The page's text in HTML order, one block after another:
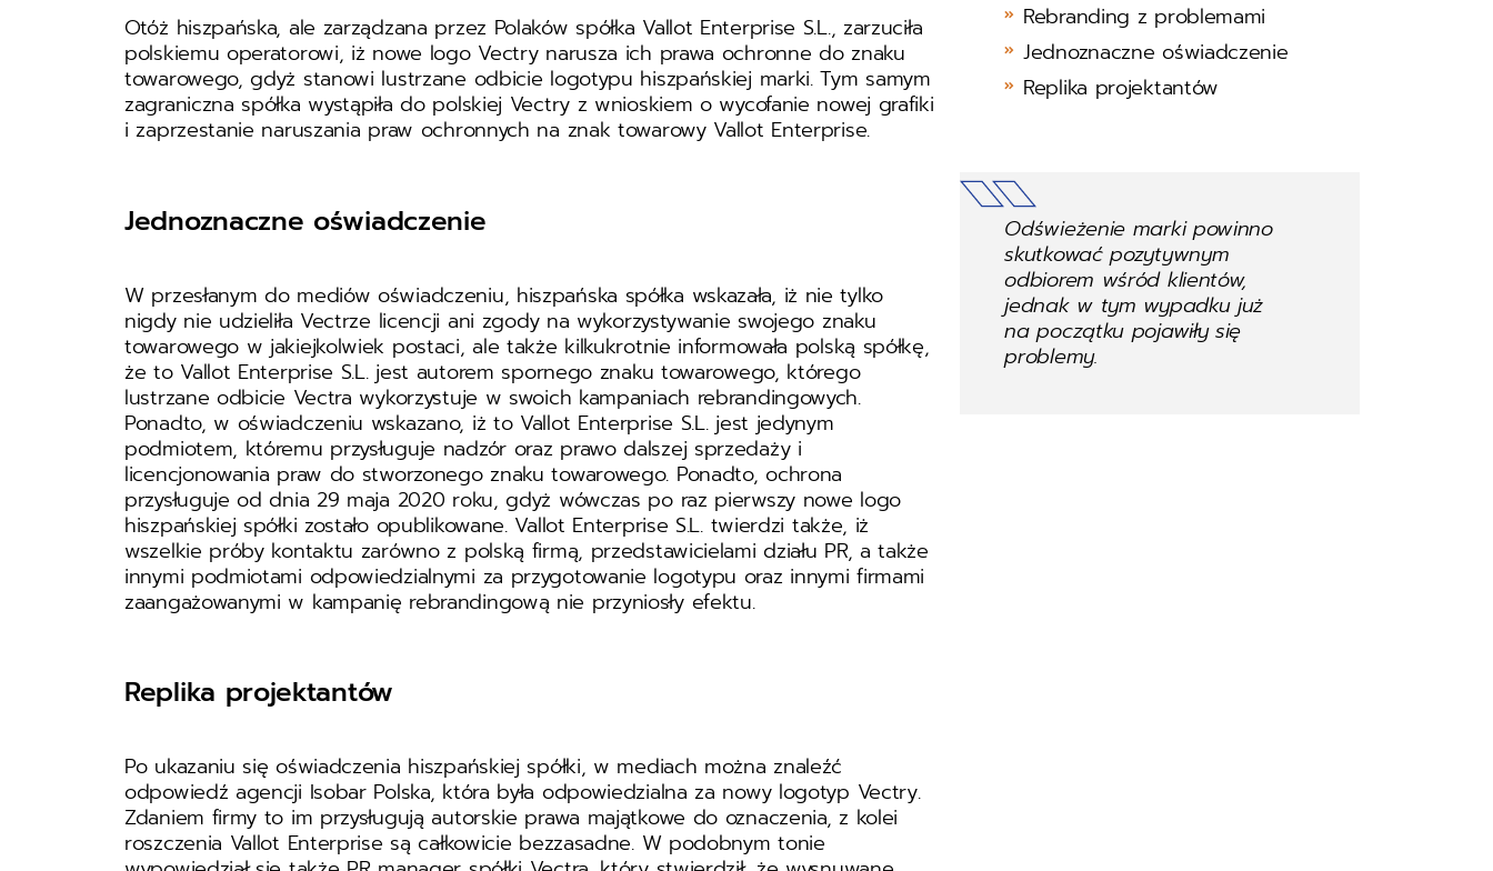
Otóż hiszpańska, ale zarządzana przez Polaków spółka Vallot Enterprise S.L., zarzuciła
polskiemu operatorowi, iż nowe logo Vectry narusza ich prawa ochronne do znaku
towarowego, gdyż stanowi lustrzane odbicie logotypu hiszpańskiej marki. Tym samym
zagraniczna spółka wystąpiła do polskiej Vectry z wnioskiem o wycofanie nowej grafiki
i zaprzestanie naruszania praw ochronnych na znak towarowy Vallot Enterprise.
Jednoznaczne oświadczenie
W przesłanym do mediów oświadczeniu, hiszpańska spółka wskazała, iż nie tylko
nigdy nie udzieliła Vectrze licencji ani zgody na wykorzystywanie swojego znaku
towarowego w jakiejkolwiek postaci, ale także kilkukrotnie informowała polską spółkę,
że to Vallot Enterprise S.L. jest autorem spornego znaku towarowego, którego
lustrzane odbicie Vectra wykorzystuje w swoich kampaniach rebrandingowych.
Ponadto, w oświadczeniu wskazano, iż to Vallot Enterprise S.L. jest jedynym
podmiotem, któremu przysługuje nadzór oraz prawo dalszej sprzedaży i
licencjonowania praw do stworzonego znaku towarowego. Ponadto, ochrona
przysługuje od dnia 29 maja 2020 roku, gdyż wówczas po raz pierwszy nowe logo
hiszpańskiej spółki zostało opublikowane. Vallot Enterprise S.L. twierdzi także, iż
wszelkie próby kontaktu zarówno z polską firmą, przedstawicielami działu PR, a także
innymi podmiotami odpowiedzialnymi za przygotowanie logotypu oraz innymi firmami
zaangażowanymi w kampanię rebrandingową nie przyniosły efektu.
Replika projektantów
Po ukazaniu się oświadczenia hiszpańskiej spółki, w mediach można znaleźć
odpowiedź agencji Isobar Polska, która była odpowiedzialna za nowy logotyp Vectry.
Zdaniem firmy to im przysługują autorskie prawa majątkowe do oznaczenia, z kolei
roszczenia Vallot Enterprise są całkowicie bezzasadne. W podobnym tonie
Rebranding z problemami
Jednoznaczne oświadczenie
Replika projektantów
Odświeżenie marki powinno
skutkować pozytywnym
odbiorem wśród klientów,
jednak w tym wypadku już
na początku pojawiły się
problemy.